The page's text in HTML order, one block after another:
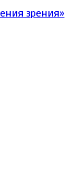
зрения»